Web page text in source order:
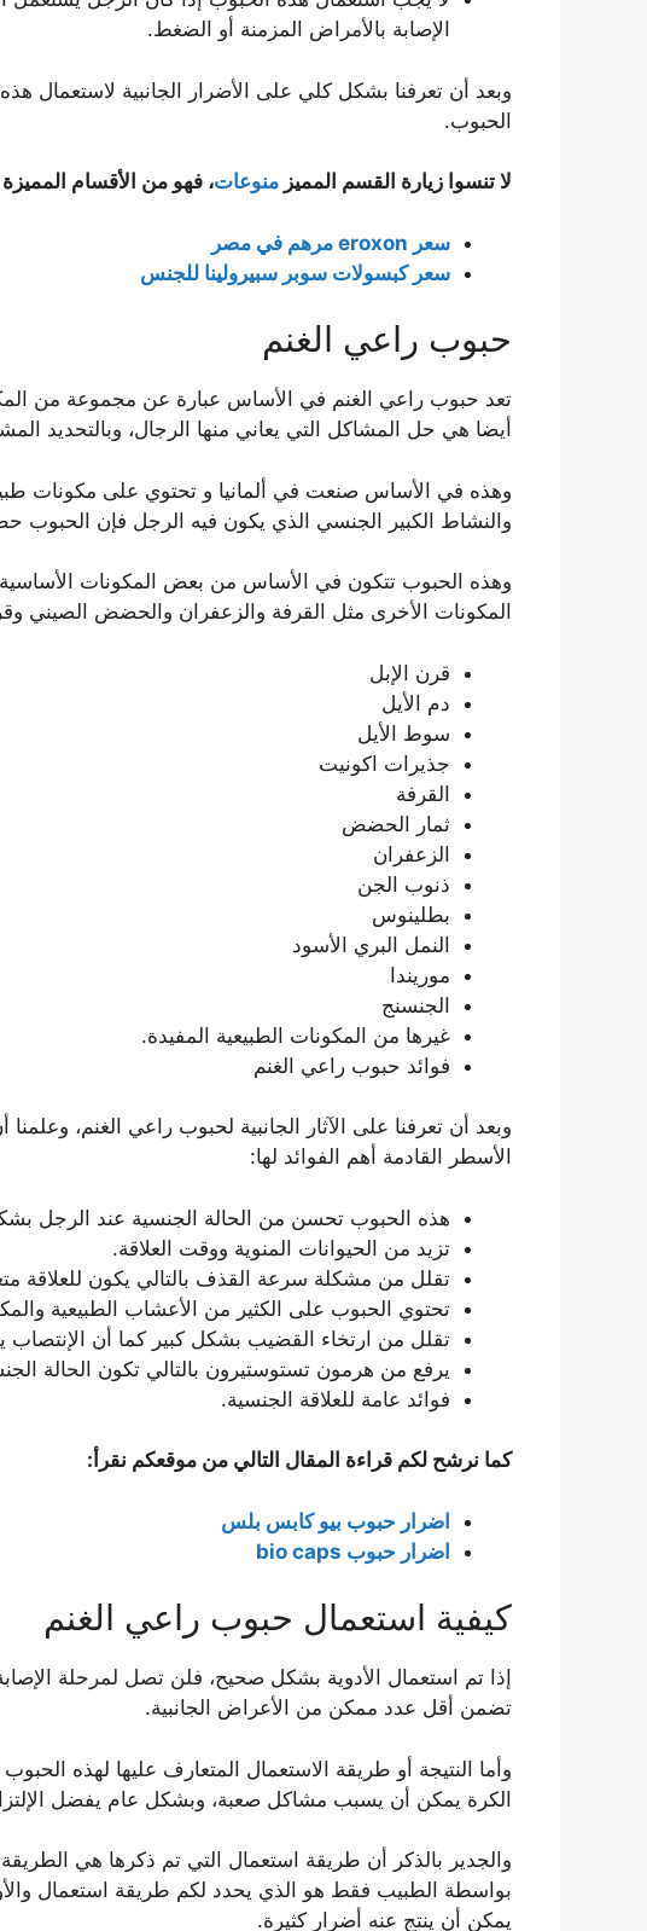
الإصابة بالأمراض المزمنة أو الضغط.
وبعد أن تعرفنا بشكل كلي على الأضرار الجانبية
الحبوب.
لا تنسوا زيارة القسم المميز منوعات، فهو من الأقسام
سعر eroxon مرهم في مصر
سعر كبسولات سوبر سبيرولينا للجنس
حبوب راعي الغنم
تعد حبوب راعي الغنم في الأساس عبارة عن مجموعة من
أيضا هي حل المشاكل التي يعاني منها الرجال، وبالتحديد
وهذه في الأساس صنعت في ألمانيا و تحتوي على مكونات
والنشاط الكبير الجنسي الذي يكون فيه الرجل فإن الحبوب
وهذه الحبوب تتكون في الأساس من بعض المكونات
المكونات الأخرى مثل القرفة والزعفران والحضض الصيني
قرن الإبل
دم الأيل
سوط الأيل
جذيرات اكونيت
القرفة
ثمار الحضض
الزعفران
ذنوب الجن
بطلينوس
النمل البري الأسود
موريندا
الجنسنج
غيرها من المكونات الطبيعية المفيدة.
فوائد حبوب راعي الغنم
وبعد أن تعرفنا على الآثار الجانبية لحبوب راعي الغنم،
الأسطر القادمة أهم الفوائد لها:
هذه الحبوب تحسن من الحالة الجنسية عند الرجل
تزيد من الحيوانات المنوية ووقت العلاقة.
تقلل من مشكلة سرعة القذف بالتالي يكون للعلاقة
تحتوي الحبوب على الكثير من الأعشاب الطبيعية
تقلل من ارتخاء القضيب بشكل كبير كما أن
يرفع من هرمون تستوستيرون بالتالي تكون الحالة
فوائد عامة للعلاقة الجنسية.
كما نرشح لكم قراءة المقال التالي من موقعكم نقرأ:
اضرار حبوب بيو كابس بلس
اضرار حبوب bio caps
كيفية استعمال حبوب راعي الغنم
إذا تم استعمال الأدوية بشكل صحيح، فلن تصل لمرحلة
تضمن أقل عدد ممكن من الأعراض الجانبية.
وأما النتيجة أو طريقة الاستعمال المتعارف عليها لهذه
الكرة يمكن أن يسبب مشاكل صعبة، وبشكل عام يفضل
والجدير بالذكر أن طريقة استعمال التي تم ذكرها هي
بواسطة الطبيب فقط هو الذي يحدد لكم طريقة استعمال
يمكن أن ينتج عنه أضرار كثيرة.